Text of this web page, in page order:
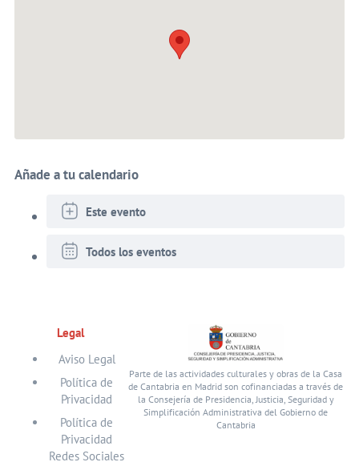
Añade a tu calendario
Este evento
Todos los eventos
Legal
Aviso Legal
Política de
Privacidad
Política de
Privacidad
Redes Sociales
Parte de las actividades culturales y obras de la Casa
de Cantabria en Madrid son cofinanciadas a través de
la Consejería de Presidencia, Justicia, Seguridad y
Simplificación Administrativa del Gobierno de
Cantabria